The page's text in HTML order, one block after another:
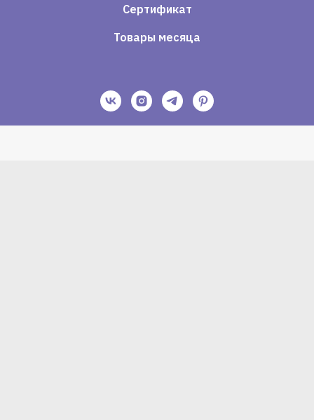
Сертификат
Товары месяца